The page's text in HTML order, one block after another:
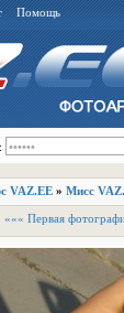
Помощь
VAZ.EE » Мисс
««« Первая